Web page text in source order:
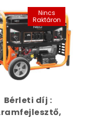
Nincs
Raktáron
Bérleti díj :